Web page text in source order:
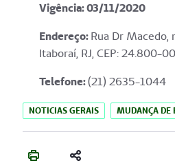
Vigência: 03/11/2020
Endereço:Rua Dr Macedo,
Itaboraí, RJ, CEP: 24.800-
Telefone:(21) 2635-1044
NOTICIAS GERAIS MUDANÇA DE